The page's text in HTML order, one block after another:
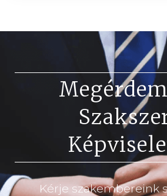
Kérje szakembereink